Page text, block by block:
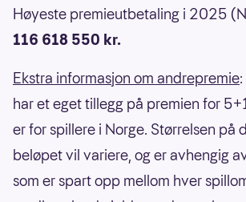
Høyeste premieutbetaling i 2025
116 618 550 kr.
Ekstra informasjon om andrepremie
har et eget tillegg på premien for
er for spillere i Norge. Størrelsen på
beløpet vil variere, og er avhengig
som er spart opp mellom hver